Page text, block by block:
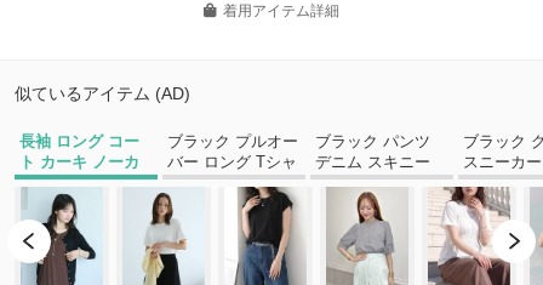
着用アイテム詳細